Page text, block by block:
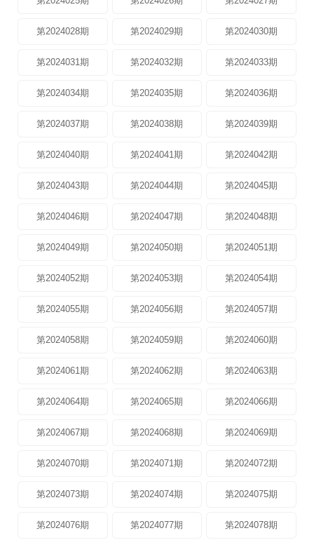
第2024028期 第2024029期 第2024030期
第2024031期 第2024032期 第2024033期
第2024034期 第2024035期 第2024036期
第2024037期 第2024038期 第2024039期
第2024040期 第2024041期 第2024042期
第2024043期 第2024044期 第2024045期
第2024046期 第2024047期 第2024048期
第2024049期 第2024050期 第2024051期
第2024052期 第2024053期 第2024054期
第2024055期 第2024056期 第2024057期
第2024058期 第2024059期 第2024060期
第2024061期 第2024062期 第2024063期
第2024064期 第2024065期 第2024066期
第2024067期 第2024068期 第2024069期
第2024070期 第2024071期 第2024072期
第2024073期 第2024074期 第2024075期
第2024076期 第2024077期 第2024078期